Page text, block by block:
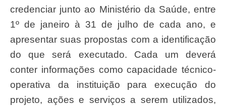
credenciar junto ao Ministério da Saúde, entre
1º de janeiro à 31 de julho de cada ano, e
apresentar suas propostas com a identificação
do que será executado. Cada um deverá
conter informações como capacidade técnico-
operativa da instituição para execução do
projeto, ações e serviços a serem utilizados,